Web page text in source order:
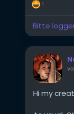
1
Bitte
Hi my